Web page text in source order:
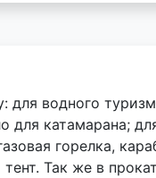
водного
катамарана;
горелка,
Так же в